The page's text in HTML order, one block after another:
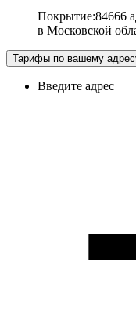
Покрытие:84666
в Московской
Тарифы по вашему
Введите адрес